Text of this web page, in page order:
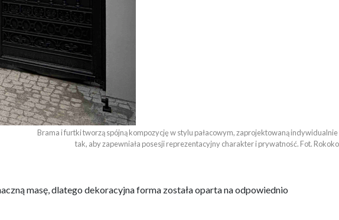
Brama i furtki tworzą spójną kompozycję w stylu pałacowym, zaprojektowaną indywidualnie
tak, aby zapewniała posesji reprezentacyjny charakter i prywatność. Fot. Rokoko
masę, dlatego dekoracyjna forma została oparta na odpowiednio